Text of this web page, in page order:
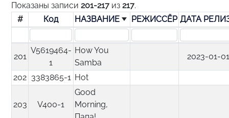
Показаны записи201-217 из217.
#
Код НАЗВАНИЕ РЕЖИССЁР ДАТА
201
V5619464-
1
How You
Samba
2023-01-01
202 3383865-1 Hot
203 V400-1
Good
Morning,